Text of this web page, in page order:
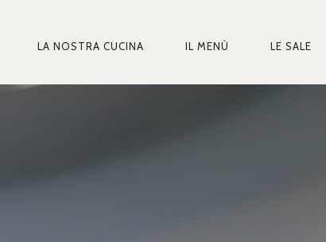
LA NOSTRA CUCINA IL MENÙ LE SALE